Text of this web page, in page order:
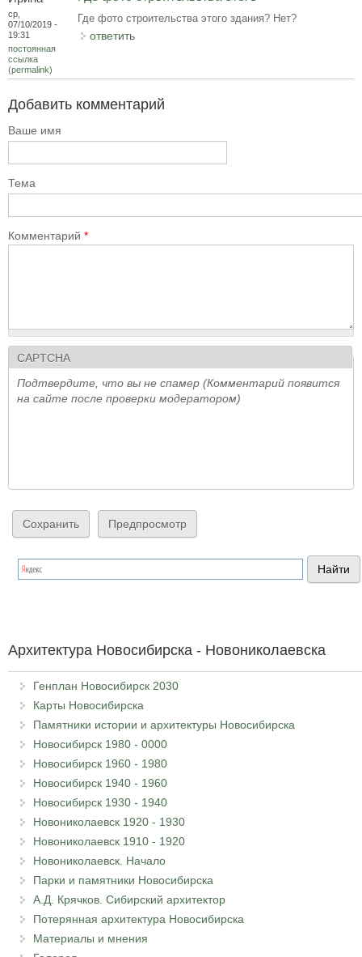
ср,
07/10/2019 -
19:31
постоянная
ссылка
(permalink)
Где фото строительства этого здания? Нет?
ответить
Добавить комментарий
Ваше имя
Тема
Комментарий *
CAPTCHA
Подтвердите, что вы не спамер (Комментарий появится
на сайте после проверки модератором)
Архитектура Новосибирска - Новониколаевска
Генплан Новосибирск 2030
Карты Новосибирска
Памятники истории и архитектуры Новосибирска
Новосибирск 1980 - 0000
Новосибирск 1960 - 1980
Новосибирск 1940 - 1960
Новосибирск 1930 - 1940
Новониколаевск 1920 - 1930
Новониколаевск 1910 - 1920
Новониколаевск. Начало
Парки и памятники Новосибирска
А.Д. Крячков. Сибирский архитектор
Потерянная архитектура Новосибирска
Материалы и мнения